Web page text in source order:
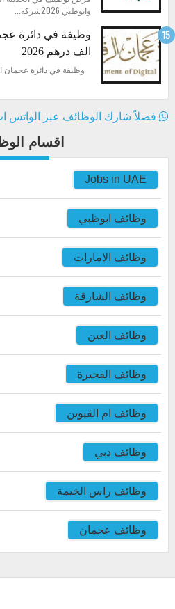
وابوظبي 2026شركة...
الف درهم 2026
وظيفة في دائرة عجمان
فضلاً شارك الوظائف عبر الواتس
اقسام
Jobs in UAE
وظائف ابوظبي
وظائف الامارات
وظائف الشارقة
وظائف العين
وظائف الفجيرة
وظائف ام القيوين
وظائف دبي
وظائف راس الخيمة
وظائف عجمان